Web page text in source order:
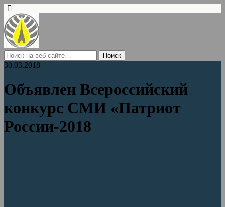
30.03.2018
Объявлен Всероссийский
конкурс СМИ «Патриот
России-2018